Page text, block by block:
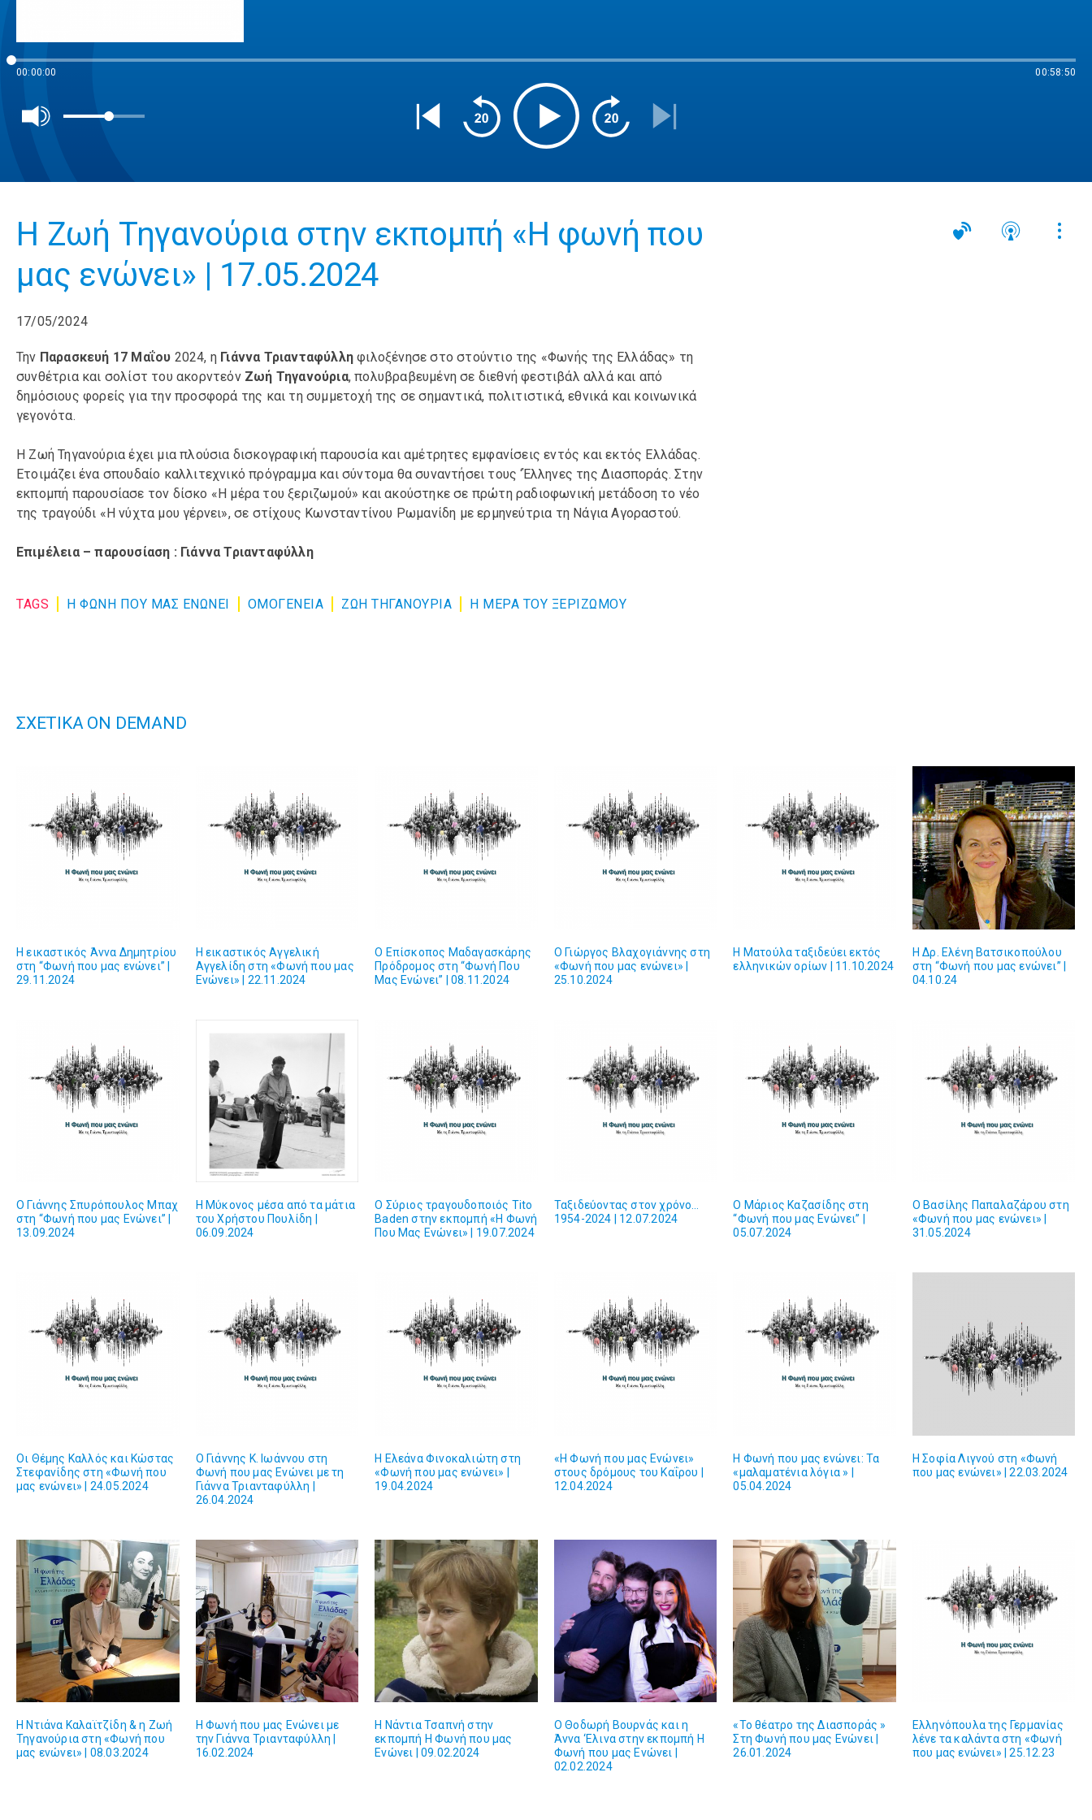
00:00:00 00:58:50
Η Ζωή Τηγανούρια στην εκπομπή «Η φωνή που
μας ενώνει» | 17.05.2024
17/05/2024
Την Παρασκευή 17 Μαΐου 2024, η Γιάννα Τριανταφύλληφιλοξένησε στο στούντιο της «Φωνής της Ελλάδας» τη
συνθέτρια και σολίστ του ακορντεόν Ζωή Τηγανούρια, πολυβραβευμένη σε διεθνή φεστιβάλ αλλά και από
δημόσιους φορείς για την προσφορά της και τη συμμετοχή της σε σημαντικά, πολιτιστικά, εθνικά και κοινωνικά
γεγονότα.
Η Ζωή Τηγανούρια έχει μια πλούσια δισκογραφική παρουσία και αμέτρητες εμφανίσεις εντός και εκτός Ελλάδας.
Ετοιμάζει ένα σπουδαίο καλλιτεχνικό πρόγραμμα και σύντομα θα συναντήσει τους ‘Έλληνες της Διασποράς. Στην
εκπομπή παρουσίασε τον δίσκο «Η μέρα του ξεριζωμού» και ακούστηκε σε πρώτη ραδιοφωνική μετάδοση το νέο
της τραγούδι «Η νύχτα μου γέρνει», σε στίχους Κωνσταντίνου Ρωμανίδη με ερμηνεύτρια τη Νάγια Αγοραστού.
Επιμέλεια – παρουσίαση : Γιάννα Τριανταφύλλη
TAGS Η ΦΩΝΗ ΠΟΥ ΜΑΣ ΕΝΩΝΕΙ ΟΜΟΓΈΝΕΙΑ ΖΩΗ ΤΗΓΑΝΟΥΡΙΑ Η ΜΕΡΑ ΤΟΥ ΞΕΡΙΖΩΜΟΥ
ΣΧΕΤΙΚΑ ON DEMAND
Η εικαστικός Άννα Δημητρίου
στη “Φωνή που μας ενώνει” |
29.11.2024
H εικαστικός Αγγελική
Αγγελίδη στη «Φωνή που μας
Eνώνει» | 22.11.2024
Ο Επίσκοπος Μαδαγασκάρης
Πρόδρομος στη “Φωνή Που
Μας Ενώνει” | 08.11.2024
Ο Γιώργος Βλαχογιάννης στη
«Φωνή που μας ενώνει» |
25.10.2024
Η Ματούλα ταξιδεύει εκτός
ελληνικών ορίων | 11.10.2024
Η Δρ. Ελένη Βατσικοπούλου
στη “Φωνή που μας ενώνει” |
04.10.24
Ο Γιάννης Σπυρόπουλος Μπαχ
στη “Φωνή που μας Ενώνει” |
13.09.2024
Η Μύκονος μέσα από τα μάτια
του Χρήστου Πουλίδη |
06.09.2024
O Σύριος τραγουδοποιός Tito
Baden στην εκπομπή «Η Φωνή
Που Μας Ενώνει» | 19.07.2024
Ταξιδεύοντας στον χρόνο…
1954-2024 | 12.07.2024
Ο Μάριος Καζασίδης στη
“Φωνή που μας Ενώνει” |
05.07.2024
Ο Βασίλης Παπαλαζάρου στη
«Φωνή που μας ενώνει» |
31.05.2024
Οι Θέμης Καλλός και Κώστας
Στεφανίδης στη «Φωνή που
μας ενώνει» | 24.05.2024
Ο Γιάννης Κ. Ιωάννου στη
Φωνή που μας Ενώνει με τη
Γιάννα Τριανταφύλλη |
26.04.2024
H Ελεάνα Φινοκαλιώτη στη
«Φωνή που μας ενώνει» |
19.04.2024
«Η Φωνή που μας Ενώνει»
στους δρόμους του Καΐρου |
12.04.2024
Η Φωνή που μας ενώνει: Τα
«μαλαματένια λόγια » |
05.04.2024
Η Σοφία Λιγνού στη «Φωνή
που μας ενώνει» | 22.03.2024
H Ντιάνα Καλαϊτζίδη & η Ζωή
Τηγανούρια στη «Φωνή που
μας ενώνει» | 08.03.2024
H Φωνή που μας Ενώνει με
την Γιάννα Τριανταφύλλη |
16.02.2024
Η Νάντια Τσαπνή στην
εκπομπή H Φωνή που μας
Ενώνει | 09.02.2024
Ο Θοδωρή Βουρνάς και η
Άννα ‘Ελινα στην εκπομπή H
Φωνή που μας Ενώνει |
02.02.2024
«Το θέατρο της Διασποράς »
Στη Φωνή που μας Ενώνει |
26.01.2024
Ελληνόπουλα της Γερμανίας
λένε τα καλάντα στη «Φωνή
που μας ενώνει» | 25.12.23